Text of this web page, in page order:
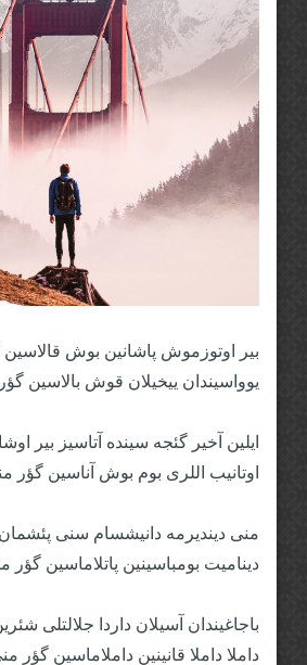
بیر اوتوزموش پاشانین بوش
یوواسیندان ییخیلان قوش بالاسین
ایلین آخیر گئجه سینده آتاسیز بیر
اوتانیب اللری بوم بوش آناسین گؤر
منی دیندیرمه دانیشسام سنی
دینامیت بومباسینین پاتلاماسین گؤر
باجاغیندان آسیلان داردا جلالتلی
داملا داملا قانینین داملاماسین گؤر‌